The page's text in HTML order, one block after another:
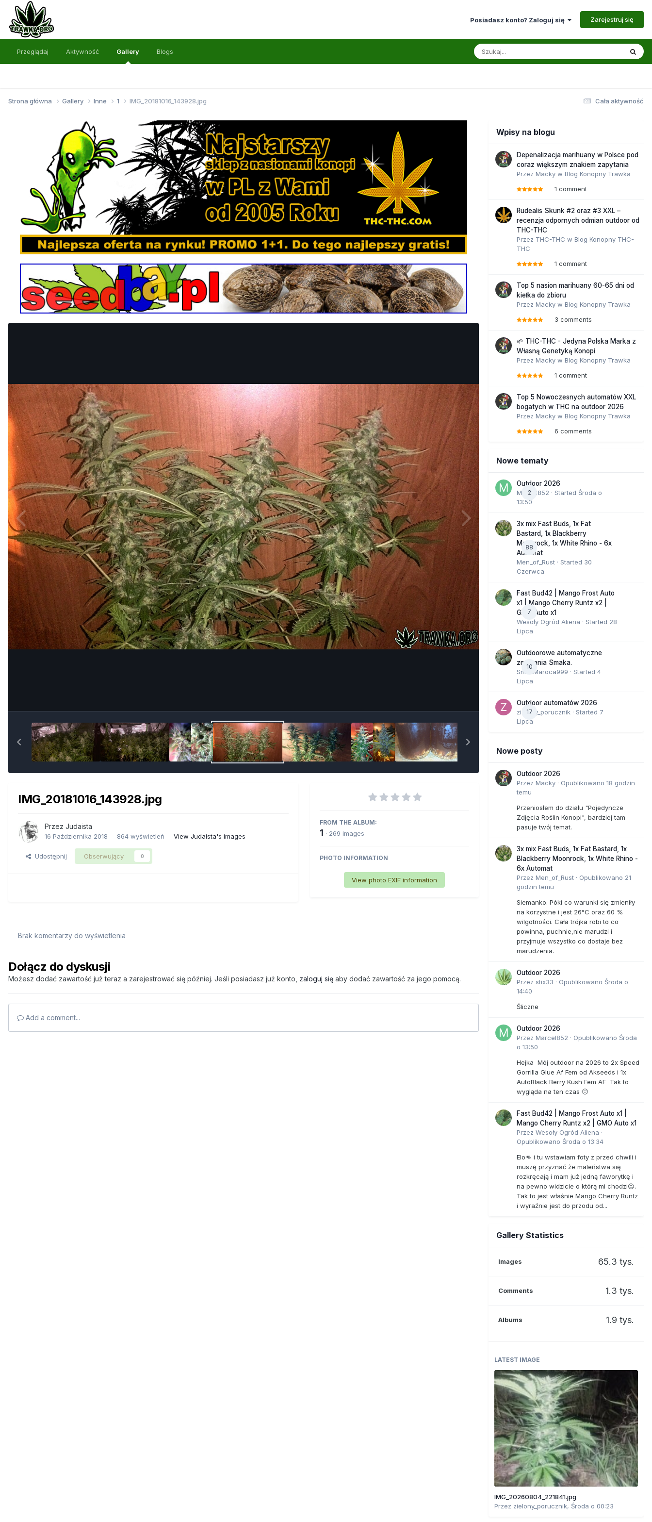
Posiadasz konto? Zaloguj się Zarejestruj się
Przeglądaj Aktywność Gallery Blogs
Cała aktywność
Strona główna Gallery Inne 1 IMG_20181016_143928.jpg
IMG_20181016_143928.jpg
Przez Judaista
16 Października 2018 864 wyświetleń View Judaista's images
Udostępnij Obserwujący 0
FROM THE ALBUM:
1 · 269 images
PHOTO INFORMATION
View photo EXIF information
Brak komentarzy do wyświetlenia
Dołącz do dyskusji
Możesz dodać zawartość już teraz a zarejestrować się później. Jeśli posiadasz już konto, zaloguj się aby dodać zawartość za jego pomocą.
Add a comment...
Wpisy na blogu
Depenalizacja marihuany w Polsce pod
coraz większym znakiem zapytania
Przez Macky w Blog Konopny Trawka
1 comment
Rudealis Skunk #2 oraz #3 XXL –
recenzja odpornych odmian outdoor od
THC-THC
Przez THC-THC w Blog Konopny THC-
THC
1 comment
Top 5 nasion marihuany 60-65 dni od
kiełka do zbioru
Przez Macky w Blog Konopny Trawka
3 comments
🌱 THC-THC - Jedyna Polska Marka z
Własną Genetyką Konopi
Przez Macky w Blog Konopny Trawka
1 comment
Top 5 Nowoczesnych automatów XXL
bogatych w THC na outdoor 2026
Przez Macky w Blog Konopny Trawka
6 comments
Nowe tematy
2
Outdoor 2026
Marcel852 · Started Środa o
13:50
88
3x mix Fast Buds, 1x Fat
Bastard, 1x Blackberry
Moonrock, 1x White Rhino - 6x
Automat
Men_of_Rust · Started 30
Czerwca
7
Fast Bud42 | Mango Frost Auto
x1 | Mango Cherry Runtz x2 |
GMO Auto x1
Wesoły Ogród Aliena · Started 28
Lipca
10
Outdoorowe automatyczne
zmagania Smaka.
SmakMaroca999 · Started 4
Lipca
17
Outdoor automatów 2026
zielony_porucznik · Started 7
Lipca
Nowe posty
Outdoor 2026
Przez Macky · Opublikowano 18 godzin
temu
Przeniosłem do działu "Pojedyncze
Zdjęcia Roślin Konopi", bardziej tam
pasuje twój temat.
3x mix Fast Buds, 1x Fat Bastard, 1x
Blackberry Moonrock, 1x White Rhino -
6x Automat
Przez Men_of_Rust · Opublikowano 21
godzin temu
Siemanko. Póki co warunki się zmieniły
na korzystne i jest 26°C oraz 60 %
wilgotności. Cała trójka robi to co
powinna, puchnie,nie marudzi i
przyjmuje wszystko co dostaje bez
marudzenia.
Outdoor 2026
Przez stix33 · Opublikowano Środa o
14:40
Śliczne
Outdoor 2026
Przez Marcel852 · Opublikowano Środa
o 13:50
Hejka Mój outdoor na 2026 to 2x Speed
Gorrilla Glue Af Fem od Akseeds i 1x
AutoBlack Berry Kush Fem AF Tak to
wygląda na ten czas 🙂
Fast Bud42 | Mango Frost Auto x1 |
Mango Cherry Runtz x2 | GMO Auto x1
Przez Wesoły Ogród Aliena ·
Opublikowano Środa o 13:34
Elo👊 i tu wstawiam foty z przed chwili i
muszę przyznać że maleństwa się
rozkręcają i mam już jedną faworytkę i
na pewno widzicie o którą mi chodzi😉.
Tak to jest właśnie Mango Cherry Runtz
i wyraźnie jest do przodu od...
Gallery Statistics
Images 65.3 tys.
Comments 1.3 tys.
Albums 1.9 tys.
LATEST IMAGE
IMG_20260804_221841.jpg
Przez zielony_porucznik, Środa o 00:23